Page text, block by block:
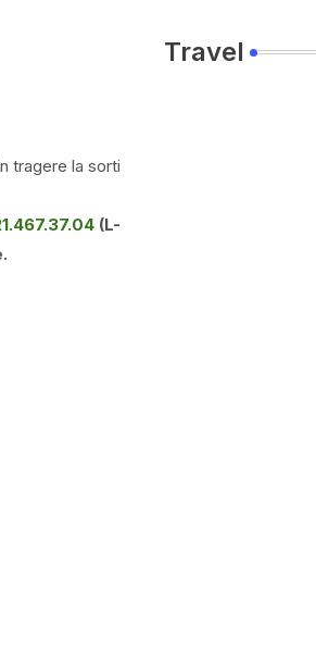
tragere la sorti
(L-
Travel